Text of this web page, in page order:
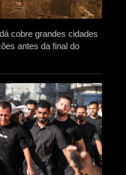
cobre grandes cidades
antes da final do